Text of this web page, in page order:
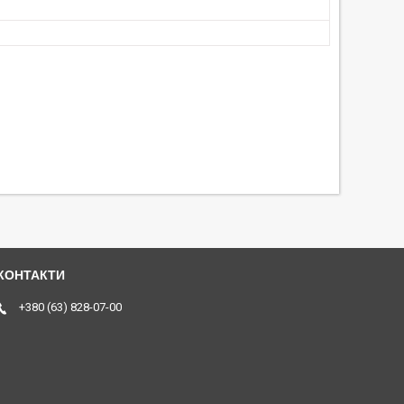
+380 (63) 828-07-00